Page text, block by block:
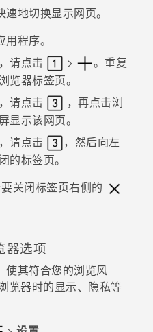
地切换显示网页。
用程序。
请点击
>
。重复
览器标签页。
请点击
，再点击浏
显示该网页。
请点击
，然后向左
的标签页。
关闭标签页右侧的
器选项
使其符合您的浏览风
览器时的显示、隐私等